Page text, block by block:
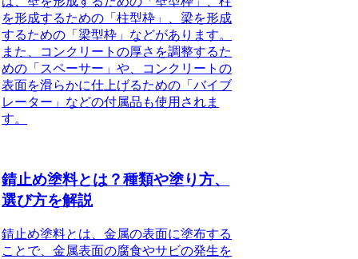
を形成するための「柱型枠」、梁を形成
するための「梁型枠」などがあります。
また、コンクリートの厚さを調整するた
めの「スペーサー」や、コンクリートの
表面を滑らかに仕上げるための「バイブ
レーター」などの付属品も使用されま
す。
錆止め塗料とは？種類や塗り方、
選び方を解説
錆止め塗料とは、金属の表面に塗布する
ことで、金属表面の腐食やサビの発生を